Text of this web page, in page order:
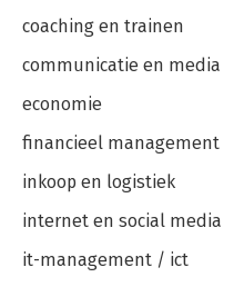
coaching en trainen
communicatie en media
economie
financieel management
inkoop en logistiek
internet en social media
it-management / ict